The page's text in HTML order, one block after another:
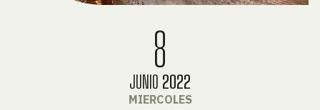
8
JUNIO 2022
MIERCOLES